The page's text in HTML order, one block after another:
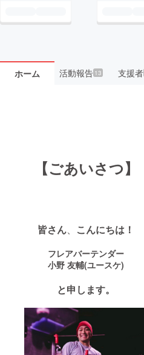
ホーム 活動報告13 支援者
【ごあいさつ】
皆さん、 こんにちは！
フレアバーテンダー
小野 友輔(ユースケ)
と申します。